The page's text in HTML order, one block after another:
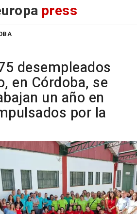
press
desempleados
en Córdoba, se
un año en
por la